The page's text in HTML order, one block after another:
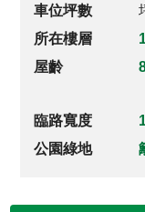
車位坪數
所在樓層
屋齡
臨路寬度
公園綠地